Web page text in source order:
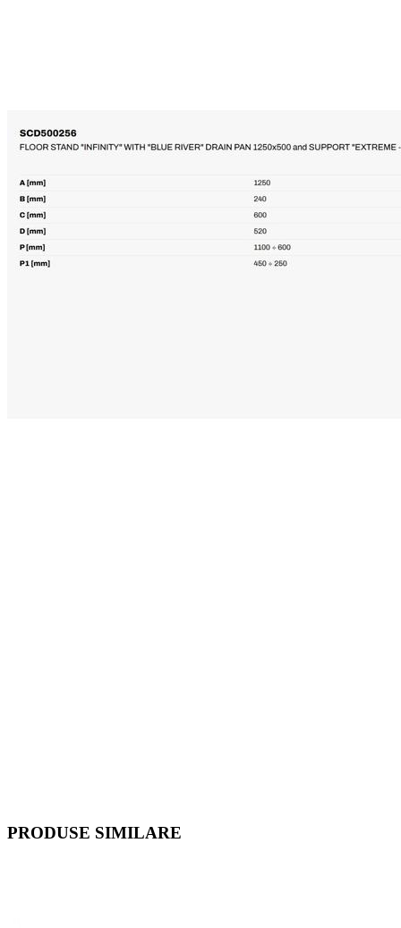
PRODUSE SIMILARE